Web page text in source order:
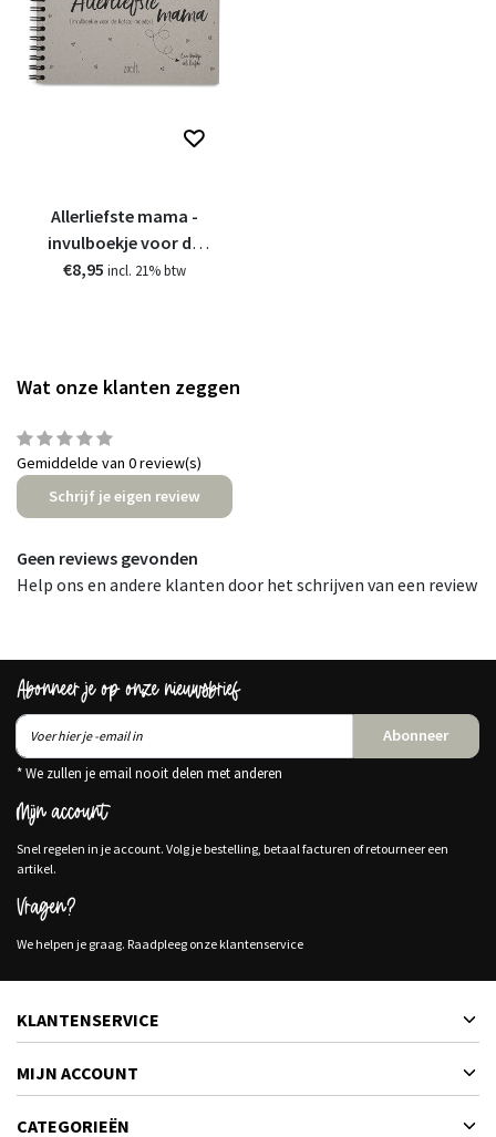
Allerliefste mama -
invulboekje voor de
liefste moeder
€8,95 incl. 21% btw
Wat onze klanten zeggen
Gemiddelde van 0 review(s)
Schrijf je eigen review
Geen reviews gevonden
Help ons en andere klanten door het schrijven van een review
Abonneer je op onze nieuwsbrief
Abonneer
* We zullen je email nooit delen met anderen
Mijn account
Snel regelen in je account. Volg je bestelling, betaal facturen of retourneer een
artikel.
Vragen?
We helpen je graag. Raadpleeg onze klantenservice
KLANTENSERVICE
MIJN ACCOUNT
CATEGORIEËN